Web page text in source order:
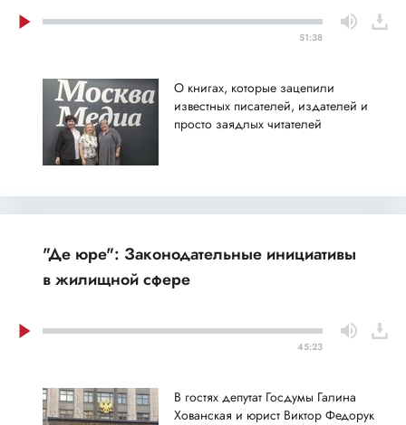
51:38
О книгах, которые зацепили
известных писателей, издателей и
просто заядлых читателей
"Де юре": Законодательные инициативы
в жилищной сфере
45:23
В гостях депутат Госдумы Галина
Хованская и юрист Виктор Федорук